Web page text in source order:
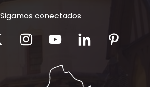
Sigamos conectados